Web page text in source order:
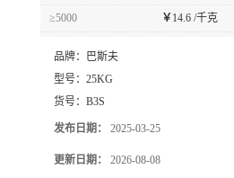
≥5000 ￥14.6 /千克
品牌：
巴斯夫
型号： 25KG
货号： B3S
发布日期： 2025-03-25
更新日期： 2026-08-08